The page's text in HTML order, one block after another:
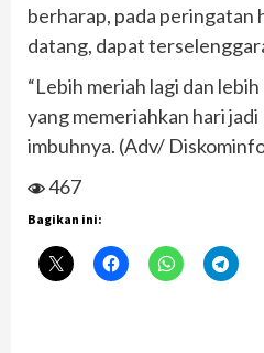
berharap, pada peringatan
datang, dapat
“Lebih meriah lagi dan
yang memeriahkan hari jadi
imbuhnya. (Adv/
467
Bagikan ini: